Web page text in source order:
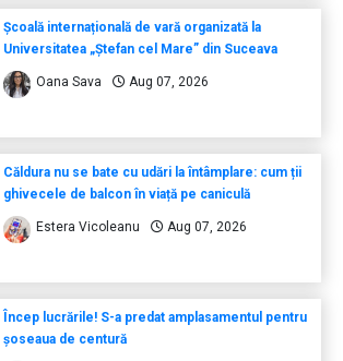
Școală internațională de vară organizată la
Universitatea „Ștefan cel Mare” din Suceava
Oana Sava Aug 07, 2026
Căldura nu se bate cu udări la întâmplare: cum ții
ghivecele de balcon în viață pe caniculă
Estera Vicoleanu Aug 07, 2026
Încep lucrările! S-a predat amplasamentul pentru
șoseaua de centură